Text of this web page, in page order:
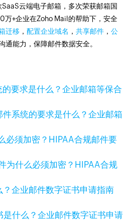
云端电子邮箱，多次荣获邮箱国
万+企业在Zoho Mail的帮助下，安全
迁移 ，配置企业域名 ，共享邮件 ，公
通能力，保障邮件数据安全。
系统的要求是什么？企业邮箱
为什么必须加密？HIPAA合规
是什么？企业邮件数字证书申请